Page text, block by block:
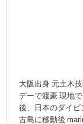
大阪出身 元土木
デーで渡豪 現地
後、日本のダイビ
古島に移動後